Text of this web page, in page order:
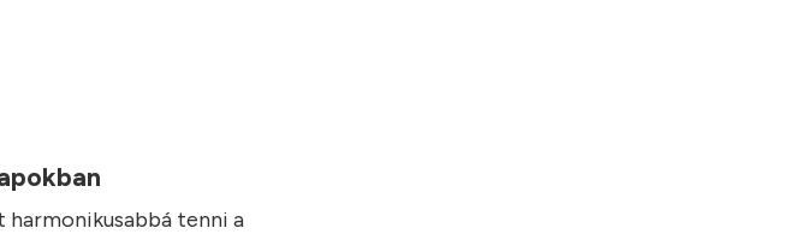
harmonikusabbá tenni a